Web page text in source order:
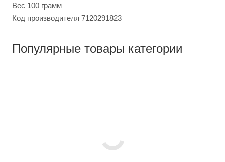
Вес 100 грамм
Код производителя 7120291823
Популярные товары категории